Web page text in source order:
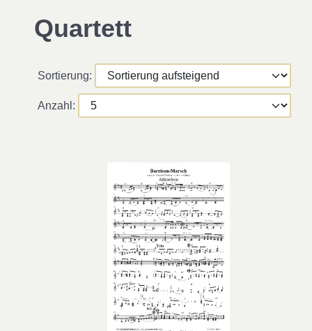
Quartett
Sortierung:
Anzahl: